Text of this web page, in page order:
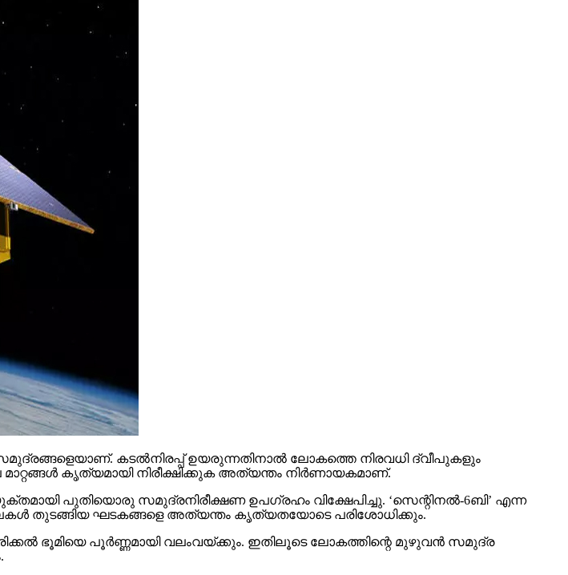
കടല്‍നിരപ്പ് ഉയരുന്നതിനാല്‍ ലോകത്തെ നിരവധി ദ്വീപുകളും
കൃത്യമായി നിരീക്ഷിക്കുക അത്യന്തം നിര്‍ണായകമാണ്.
പുതിയൊരു സമുദ്രനിരീക്ഷണ ഉപഗ്രഹം വിക്ഷേപിച്ചു. ‘സെന്റിനല്‍-6ബി’ എന്ന
തുടങ്ങിയ ഘടകങ്ങളെ അത്യന്തം കൃത്യതയോടെ പരിശോധിക്കും.
ഭൂമിയെ പൂര്‍ണ്ണമായി വലംവയ്ക്കും. ഇതിലൂടെ ലോകത്തിന്റെ മുഴുവന്‍ സമുദ്ര